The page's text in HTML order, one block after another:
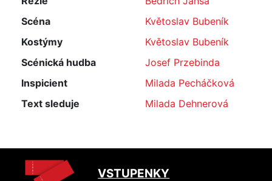
Scéna
Květoslav Bubeník
Kostýmy
Květoslav Bubeník
Scénická hudba
Josef Przebinda
Inspicient
Milada Pecháčková
Text sleduje
Milada Dehnerová
VSTUPENKY